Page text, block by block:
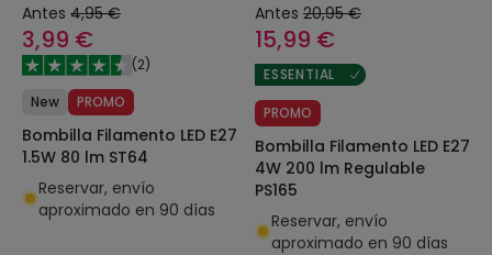
Antes 4,95 €
3,99 €
(2)
New
PROMO
Bombilla Filamento LED E27
1.5W 80 lm ST64
Reservar, envío
aproximado en 90 días
Antes 20,95 €
15,99 €
ESSENTIAL
PROMO
Bombilla Filamento LED E27
4W 200 lm Regulable
PS165
Reservar, envío
aproximado en 90 días